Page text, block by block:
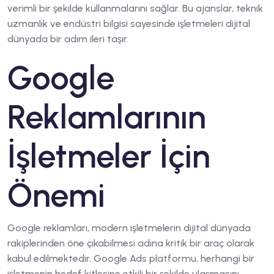
verimli bir şekilde kullanmalarını sağlar. Bu ajanslar, teknik
uzmanlık ve endüstri bilgisi sayesinde işletmeleri dijital
dünyada bir adım ileri taşır.
Google
Reklamlarının
İşletmeler İçin
Önemi
Google reklamları, modern işletmelerin dijital dünyada
rakiplerinden öne çıkabilmesi adına kritik bir araç olarak
kabul edilmektedir. Google Ads platformu, herhangi bir